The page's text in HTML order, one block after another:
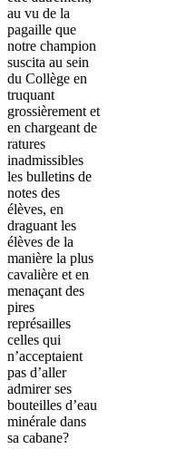
au vu de la
pagaille que
notre champion
suscita au sein
du Collège en
truquant
grossièrement et
en chargeant de
ratures
inadmissibles
les bulletins de
notes des
élèves, en
draguant les
élèves de la
manière la plus
cavalière et en
menaçant des
pires
représailles
celles qui
n’acceptaient
pas d’aller
admirer ses
bouteilles d’eau
minérale dans
sa cabane?